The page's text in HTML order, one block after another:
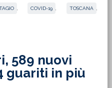
COVID-19 TOSCANA
589 nuovi
guariti in più